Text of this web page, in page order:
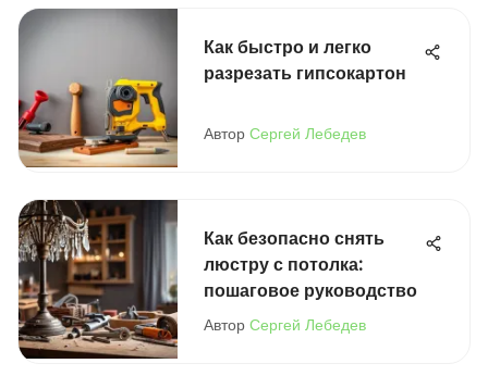
Как быстро и легко
разрезать гипсокартон
Автор Сергей Лебедев
Как безопасно снять
люстру с потолка:
пошаговое руководство
Автор Сергей Лебедев